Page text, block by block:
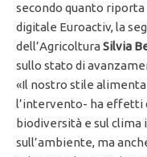
secondo quanto
digitale Euroactiv, la
dell’AgricolturaSilvia
sullo stato di
«Il nostro stile
l’intervento- ha effetti
biodiversità e sul clima
sull’ambiente, ma